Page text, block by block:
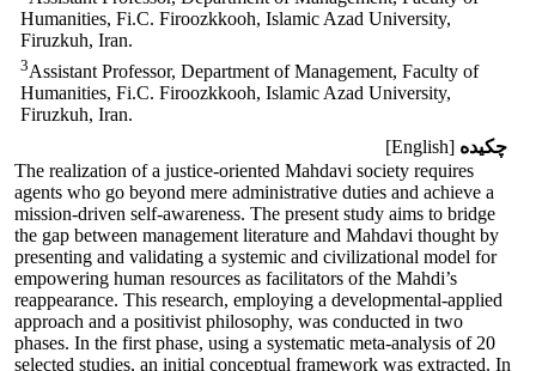
Humanities, Fi.C. ‎Firoozkkooh, Islamic Azad University,
Firuzkuh, Iran.
3Assistant Professor, Department of Management, Faculty of
Humanities, Fi.C. ‎Firoozkkooh, Islamic Azad University,
Firuzkuh, Iran.
چکیده [English]
The realization of a justice-oriented Mahdavi society requires
agents who go beyond mere administrative duties and achieve a
mission-driven self-awareness. The present study aims to bridge
the gap between management literature and Mahdavi thought by
presenting and validating a systemic and civilizational model for
empowering human resources as facilitators of the Mahdi’s
reappearance. This research, employing a developmental-applied
approach and a positivist philosophy, was conducted in two
phases. In the first phase, using a systematic meta-analysis of 20
selected studies, an initial conceptual framework was extracted. In